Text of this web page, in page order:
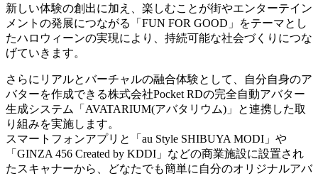
新しい体験の創出に加え、楽しむことが街やエンターテイン
メントの発展につながる「FUN FOR GOOD」をテーマとし
たハロウィーンの実現により、持続可能な社会づくりにつな
げていきます。
さらにリアルとバーチャルの融合体験として、自分自身のア
バターを作成できる株式会社Pocket RDの完全自動アバター
生成システム「AVATARIUM(アバタリウム)」と連携した取
り組みを実施します。
スマートフォンアプリと「au Style SHIBUYA MODI」や
「GINZA 456 Created by KDDI」などの商業施設に設置され
たスキャナーから、どなたでも簡単に自分のオリジナルアバ